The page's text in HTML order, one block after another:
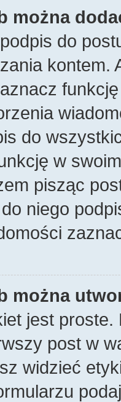
można
do
kontem.
do
w
pisząc
niego
można
jest
post w
widzieć